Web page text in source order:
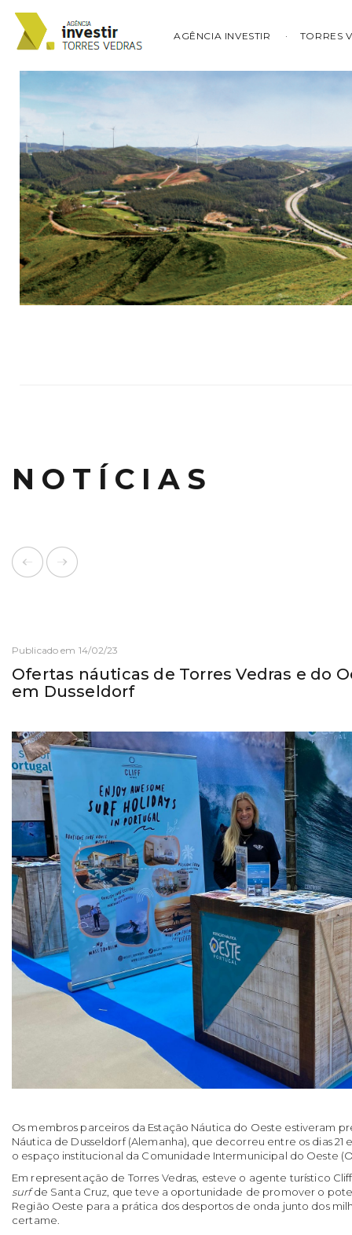
AGÊNCIA INVESTIR TORRES
NOTÍCIAS
Publicado em 14/02/23
Ofertas náuticas de Torres Vedras e do
em Dusseldorf
Os membros parceiros da Estação Náutica do Oeste estiveram
Náutica de Dusseldorf (Alemanha), que decorreu entre os dias 21
o espaço institucional da Comunidade Intermunicipal do Oeste
Em representação de Torres Vedras, esteve o agente turístico
surfde Santa Cruz, que teve a oportunidade de promover o
Região Oeste para a prática dos desportos de onda junto dos
certame.